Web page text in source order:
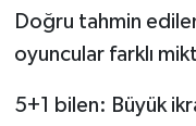
Doğru tahmin
oyuncular farklı
5+1 bilen: Büyük